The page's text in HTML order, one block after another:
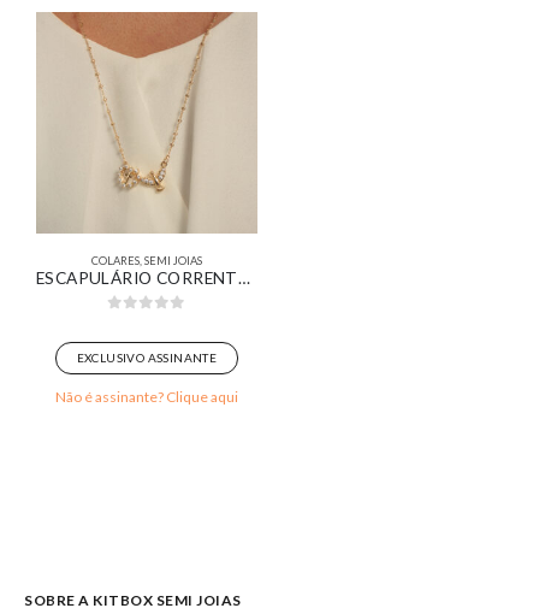
COLARES SEMI JOIAS
ESCAPULÁRIO CORRENTE DE BOLINHAS COM PINGENTE DE CORAÇÃO COM CRUZ AO MEIO E ESPIRITO SANTO CRAVEJADO BANHADO EM OURO 18K
EXCLUSIVO ASSINANTE
Não é assinante? Clique aqui
SOBRE A KITBOX SEMI JOIAS